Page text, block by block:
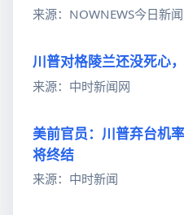
来源：NOWNEWS今日新闻
川普对格陵兰还没死心
来源：中时新闻网
美前官员：川普弃台机
将终结
来源：中时新闻